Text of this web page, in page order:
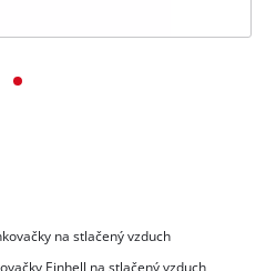
na stlačený vzduch
Einhell na stlačený vzduch